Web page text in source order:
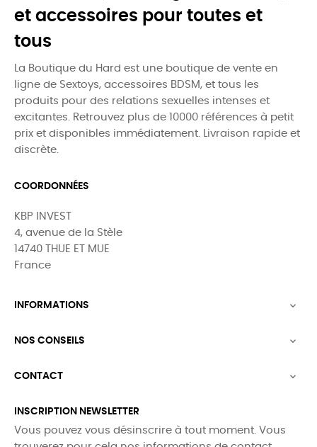
et accessoires pour toutes et
tous
La Boutique du Hard est une boutique de vente en
ligne de Sextoys, accessoires BDSM, et tous les
produits pour des relations sexuelles intenses et
excitantes. Retrouvez plus de 10000 références à petit
prix et disponibles immédiatement. Livraison rapide et
discrète.
COORDONNÉES
KBP INVEST
4, avenue de la Stèle
14740 THUE ET MUE
France
INFORMATIONS 
NOS CONSEILS 
CONTACT 
INSCRIPTION NEWSLETTER
Vous pouvez vous désinscrire à tout moment. Vous